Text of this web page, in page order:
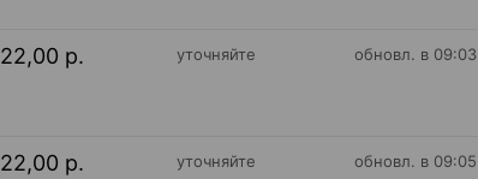
22,00 р. уточняйте обновл. в 09:03
22,00 р. уточняйте обновл. в 09:05